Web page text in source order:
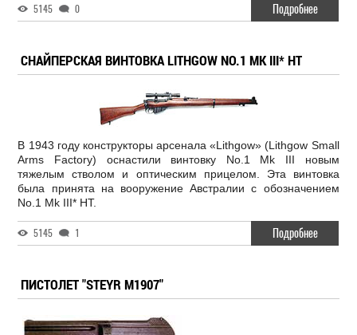
5145 0 Подробнее
СНАЙПЕРСКАЯ ВИНТОВКА LITHGOW NO.1 MK III* HT
В 1943 году конструкторы арсенала «Lithgow» (Lithgow Small
Arms Factory) оснастили винтовку No.1 Mk III новым
тяжелым стволом и оптическим прицелом. Эта винтовка
была принята на вооружение Австралии с обозначением
No.1 Mk III* HT.
5145 1 Подробнее
ПИСТОЛЕТ "STEYR M1907"